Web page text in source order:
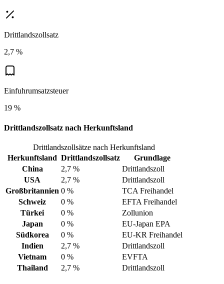
Drittlandszollsatz
2,7 %
Einfuhrumsatzsteuer
19 %
Drittlandszollsatz nach Herkunftsland
Drittlandszollsätze nach Herkunftsland
Herkunftsland Drittlandszollsatz
Grundlage
China
2,7 %
Drittlandszoll
USA
2,7 %
Drittlandszoll
Großbritannien 0 %
TCA Freihandel
Schweiz
0 %
EFTA Freihandel
Türkei
0 %
Zollunion
Japan
0 %
EU-Japan EPA
Südkorea
0 %
EU-KR Freihandel
Indien
2,7 %
Drittlandszoll
Vietnam
0 %
EVFTA
Thailand
2,7 % Drittlandszoll